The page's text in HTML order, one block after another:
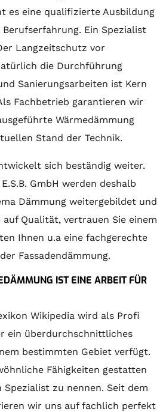
es eine qualifizierte Ausbildung
Ein Spezialist
Langzeitschutz vor
die Durchführung
Sanierungsarbeiten ist Kern
Fachbetrieb garantieren wir
Wärmedämmung
Stand der Technik.
sich beständig weiter.
GmbH werden deshalb
Dämmung weitergebildet und
auf Qualität, vertrauen Sie einem
Ihnen u.a eine fachgerechte
Fassadendämmung.
IST EINE ARBEIT FÜR
Wikipedia wird als Profi
ein überdurchschnittliches
bestimmten Gebiet verfügt.
Fähigkeiten gestatten
Spezialist zu nennen. Seit dem
wir uns auf fachlich perfekt